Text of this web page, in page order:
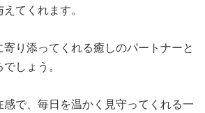
てくれます。
り添ってくれる癒しのパートナーと
しょう。
で、毎日を温かく見守ってくれる一